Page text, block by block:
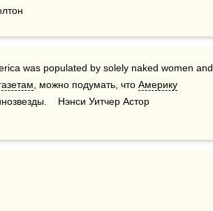
was populated by solely naked women and
, можно подумать, что Америку
Нэнси Уитчер Астор